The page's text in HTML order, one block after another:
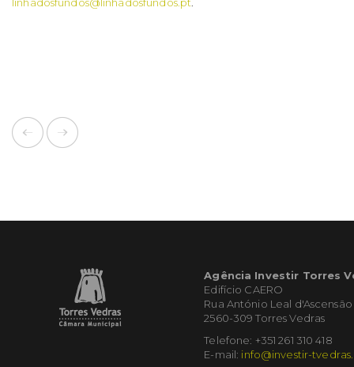
Agência Investir Torres
Edifício CAERO
Rua António Leal d'Ascensão
2560-309 Torres Vedras
Telefone: +351 261 310 418
E-mail: info@investir-